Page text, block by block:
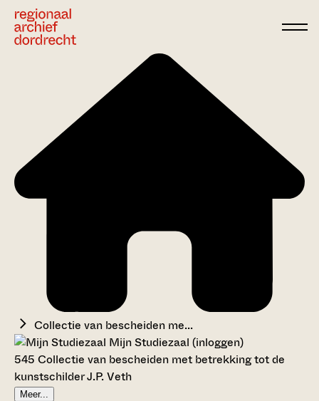
Collectie van bescheiden me...
Mijn Studiezaal (inloggen)
545 Collectie van bescheiden met betrekking tot de
kunstschilder J.P. Veth
Meer...